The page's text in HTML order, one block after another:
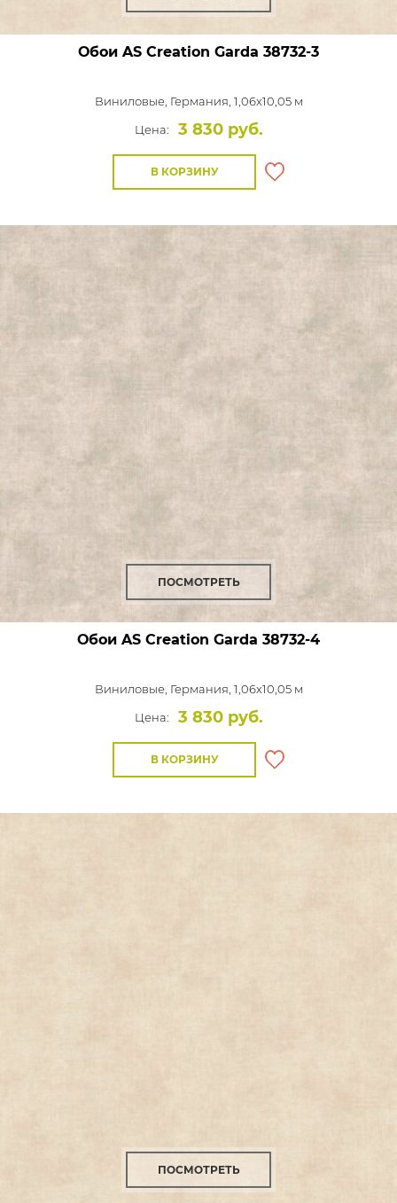
Обои AS Creation Garda 38732-3
Виниловые, Германия, 1,06x10,05 м
Цена:
3 830 руб.
В КОРЗИНУ
ПОСМОТРЕТЬ
Обои AS Creation Garda 38732-4
Виниловые, Германия, 1,06x10,05 м
Цена:
3 830 руб.
В КОРЗИНУ
ПОСМОТРЕТЬ